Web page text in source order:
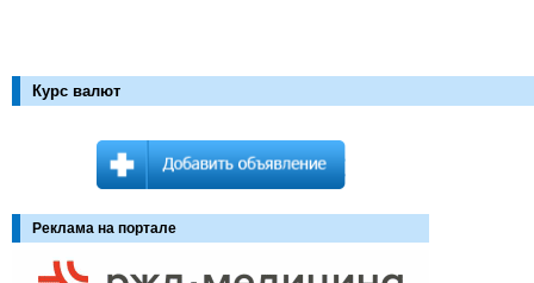
Курс валют
Реклама на портале